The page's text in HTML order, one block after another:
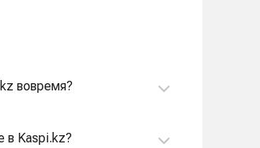
вовремя?
в Kaspi.kz?